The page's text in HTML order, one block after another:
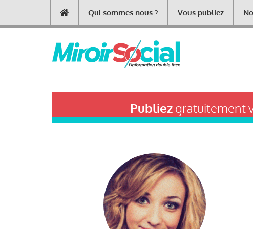
contenu
Main
navigation
Qui sommes nous ? Vous publiez
Publiezgratuitement